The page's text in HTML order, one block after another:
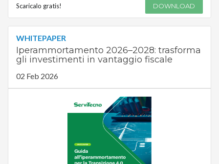
Scaricalo gratis! DOWNLOAD
WHITEPAPER
Iperammortamento 2026–2028: trasforma
gli investimenti in vantaggio fiscale
02 Feb 2026